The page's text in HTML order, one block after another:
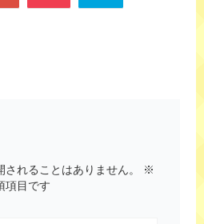
れることはありません。
※
項目です